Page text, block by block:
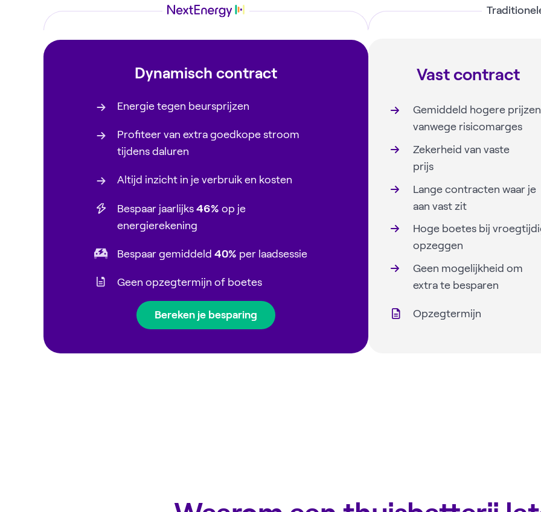
Dynamisch contract
Energie tegen beursprijzen
Profiteer van extra goedkope stroom
tijdens daluren
Altijd inzicht in je verbruik en kosten
Bespaar jaarlijks46% op je
energierekening
Bespaar gemiddeld40% per laadsessie
Geen opzegtermijn of boetes
Bereken je besparing
Vast contract
Gemiddeld hogere prijzen
vanwege risicomarges
Zekerheid van vaste
prijs
Lange contracten waar je
aan vast zit
Hoge boetes bij
opzeggen
Geen mogelijkheid om
extra te besparen
Opzegtermijn